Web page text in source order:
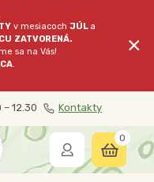
v mesiacochJÚL a
ZATVORENÁ.
sa na Vás!
.
×
– 12.30 Kontakty
0